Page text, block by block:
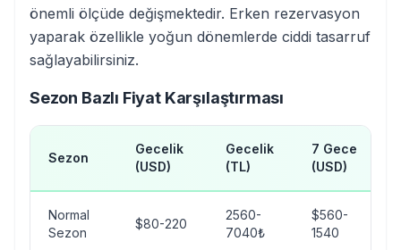
önemli ölçüde değişmektedir. Erken rezervasyon
yaparak özellikle yoğun dönemlerde ciddi tasarruf
sağlayabilirsiniz.
Sezon Bazlı Fiyat Karşılaştırması
Sezon
Gecelik
(USD)
Gecelik
(TL)
7 Gece
(USD)
Normal
Sezon
$80-220
2560-
7040₺
$560-
1540